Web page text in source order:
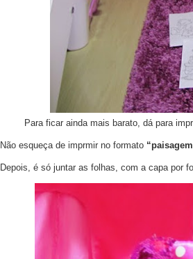
Para ficar ainda mais barato, dá para
Não esqueça de imprmir no formato
Depois, é só juntar as folhas, com a capa por